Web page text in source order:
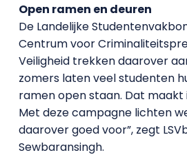
Open ramen en deuren
De Landelijke
Centrum voor
Veiligheid trekken daarover
zomers laten veel studenten
ramen open staan. Dat maakt
Met deze campagne lichten
daarover goed voor”, zegt
Sewbaransingh.